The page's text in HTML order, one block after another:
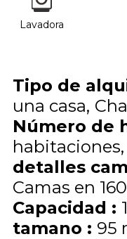
Lavadora
Tipo de
una casa
Número de
habitaciones
detalles
Camas en 160
Capacidad :
tamano : 95